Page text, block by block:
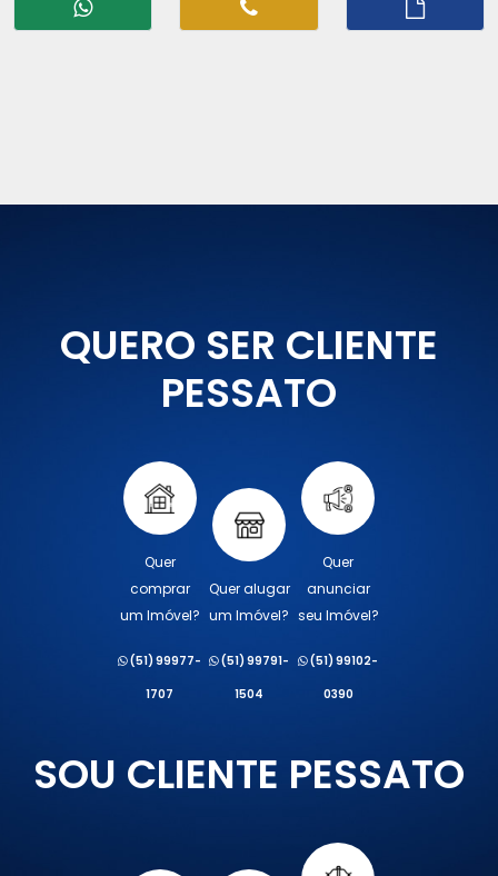
QUERO SER CLIENTE
PESSATO
Quer
comprar
um Imóvel?
(51) 99977-
1707
Quer alugar
um Imóvel?
(51) 99791-
1504
Quer
anunciar
seu Imóvel?
(51) 99102-
0390
SOU CLIENTE PESSATO